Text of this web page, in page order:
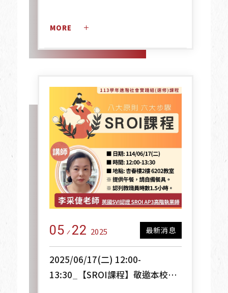
MORE
05 22 2025 最新消息
2025/06/17(二) 12:00-
13:30_【SROI課程】敬邀本校教